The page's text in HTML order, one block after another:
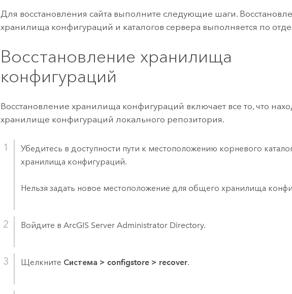
Для восстановления сайта выполните следующие шаги.
хранилища конфигураций и каталогов сервера выполняется по
Восстановление хранилища
конфигураций
Восстановление хранилища конфигураций включает все то, что
хранилище конфигураций локального репозитория.
Убедитесь в доступности пути к местоположению корневого
хранилища конфигураций.
Нельзя задать новое местоположение для общего хранилища
Войдите в ArcGIS Server Administrator Directory.
Щелкните Система > configstore > recover.